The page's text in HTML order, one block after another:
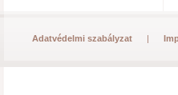
Adatvédelmi szabályzat |